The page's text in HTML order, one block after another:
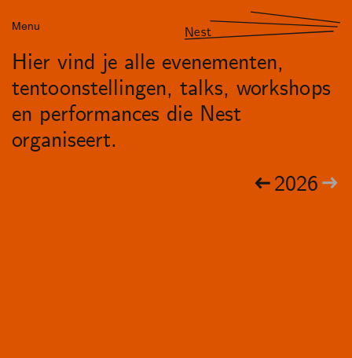
Menu Nest
Hier vind je alle evenementen,
tentoonstellingen, talks, workshops
en performances die Nest
organiseert.
2026